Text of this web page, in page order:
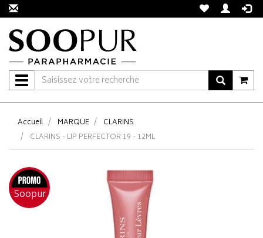
Navigation
Accueil MARQUE
CLARINS
CLARINS - LIP PERFECTOR 19 - 12ML
Soopur